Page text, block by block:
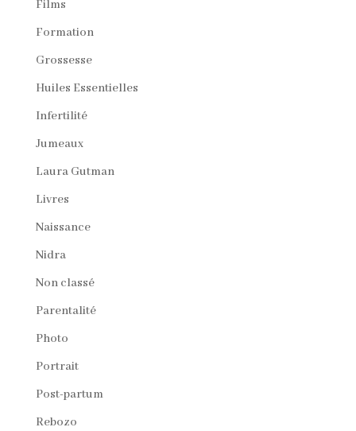
Films
Formation
Grossesse
Huiles Essentielles
Infertilité
Jumeaux
Laura Gutman
Livres
Naissance
Nidra
Non classé
Parentalité
Photo
Portrait
Post-partum
Rebozo